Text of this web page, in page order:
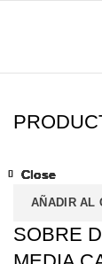
AÑADIR AL
Close
SOBRE
Close
Close
Close
Close
Close
Close
Close